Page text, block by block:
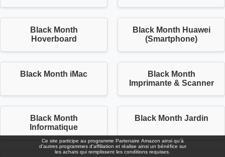
Black Month
Hoverboard
Black Month Huawei
(Smartphone)
Black Month iMac
Black Month
Imprimante & Scanner
Black Month
Informatique
Black Month Jardin
Ce site participe au programme Partenaire Αmazοn ainsi qu'à
d'autres programmes d'affiliation et réalise ainsi un bénéfice sur
les achats qui remplissent les conditions requises.